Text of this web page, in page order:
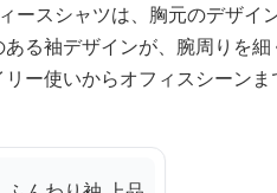
ースシャツは、胸元のデザイ
る袖デザインが、腕周りを
ー使いからオフィスシーン